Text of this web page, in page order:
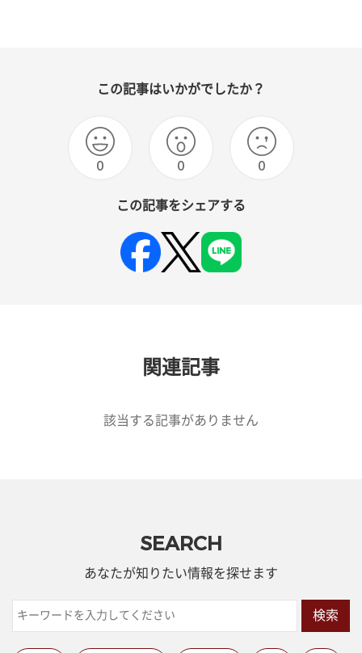
この記事はいかがでしたか？
0 0 0
この記事をシェアする
関連記事
該当する記事がありません
SEARCH
あなたが知りたい情報を探せます
検索